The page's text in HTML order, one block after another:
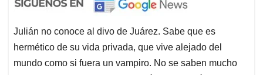
Julián no conoce al divo de Juárez. Sabe que es
hermético de su vida privada, que vive alejado del
mundo como si fuera un vampiro. No se saben mucho